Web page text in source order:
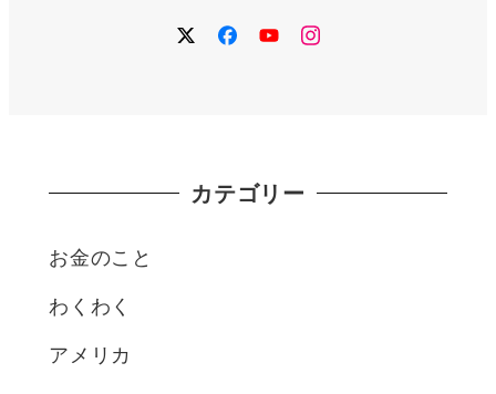
twitterfacebook
YouTubeinstagram
カテゴリー
お金のこと
わくわく
アメリカ